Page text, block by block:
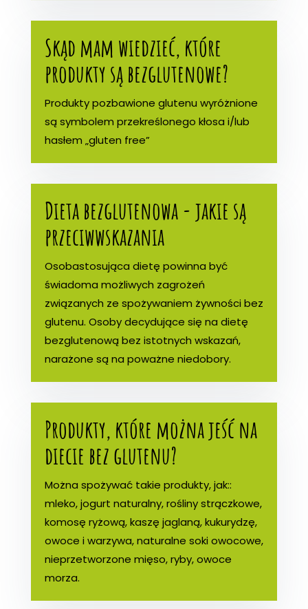
Skąd mam wiedzieć, które
produkty są bezglutenowe?
Produkty pozbawione glutenu wyróżnione
są symbolem przekreślonego kłosa i/lub
hasłem „gluten free”
Dieta bezglutenowa - jakie są
przeciwwskazania
Osobastosująca dietę powinna być
świadoma możliwych zagrożeń
związanych ze spożywaniem żywności bez
glutenu. Osoby decydujące się na dietę
bezglutenową bez istotnych wskazań,
narażone są na poważne niedobory.
Produkty, które można jeść na
diecie bez glutenu?
Można spożywać takie produkty, jak::
mleko, jogurt naturalny, rośliny strączkowe,
komosę ryżową, kaszę jaglaną, kukurydzę,
owoce i warzywa, naturalne soki owocowe,
nieprzetworzone mięso, ryby, owoce
morza.